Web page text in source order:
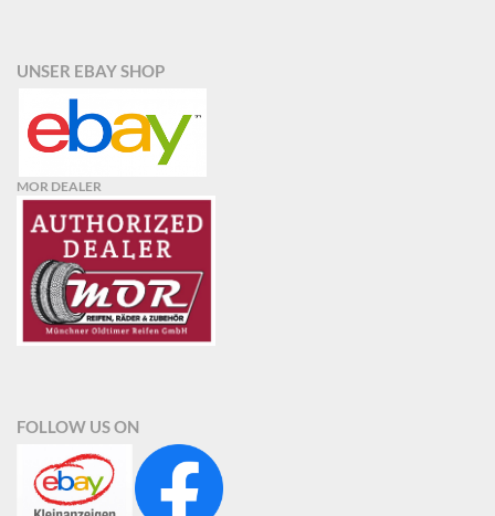
UNSER EBAY SHOP
MOR DEALER
FOLLOW US ON